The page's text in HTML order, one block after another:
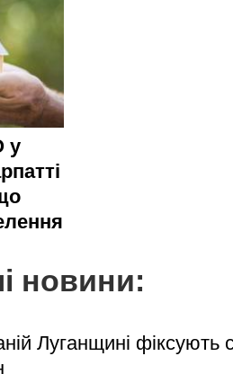
у
новини:
Луганщині фіксують